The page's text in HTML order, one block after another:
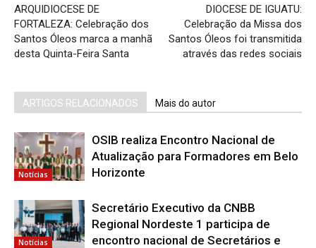
ARQUIDIOCESE DE
FORTALEZA: Celebração dos
Santos Óleos marca a manhã
desta Quinta-Feira Santa
DIOCESE DE IGUATU:
Celebração da Missa dos
Santos Óleos foi transmitida
através das redes sociais
ARTIGOS RELACIONADOS Mais do autor
Notícias
OSIB realiza Encontro Nacional de
Atualização para Formadores em Belo
Horizonte
Notícias
Secretário Executivo da CNBB
Regional Nordeste 1 participa de
encontro nacional de Secretários e